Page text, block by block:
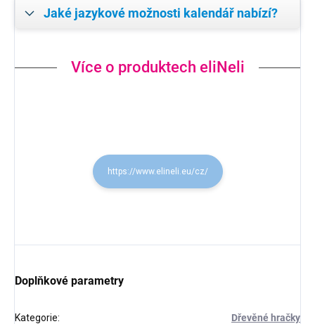
Jaké jazykové možnosti kalendář nabízí?
Více o produktech eliNeli
https://www.elineli.eu/cz/
Doplňkové parametry
Kategorie: Dřevěné hračky